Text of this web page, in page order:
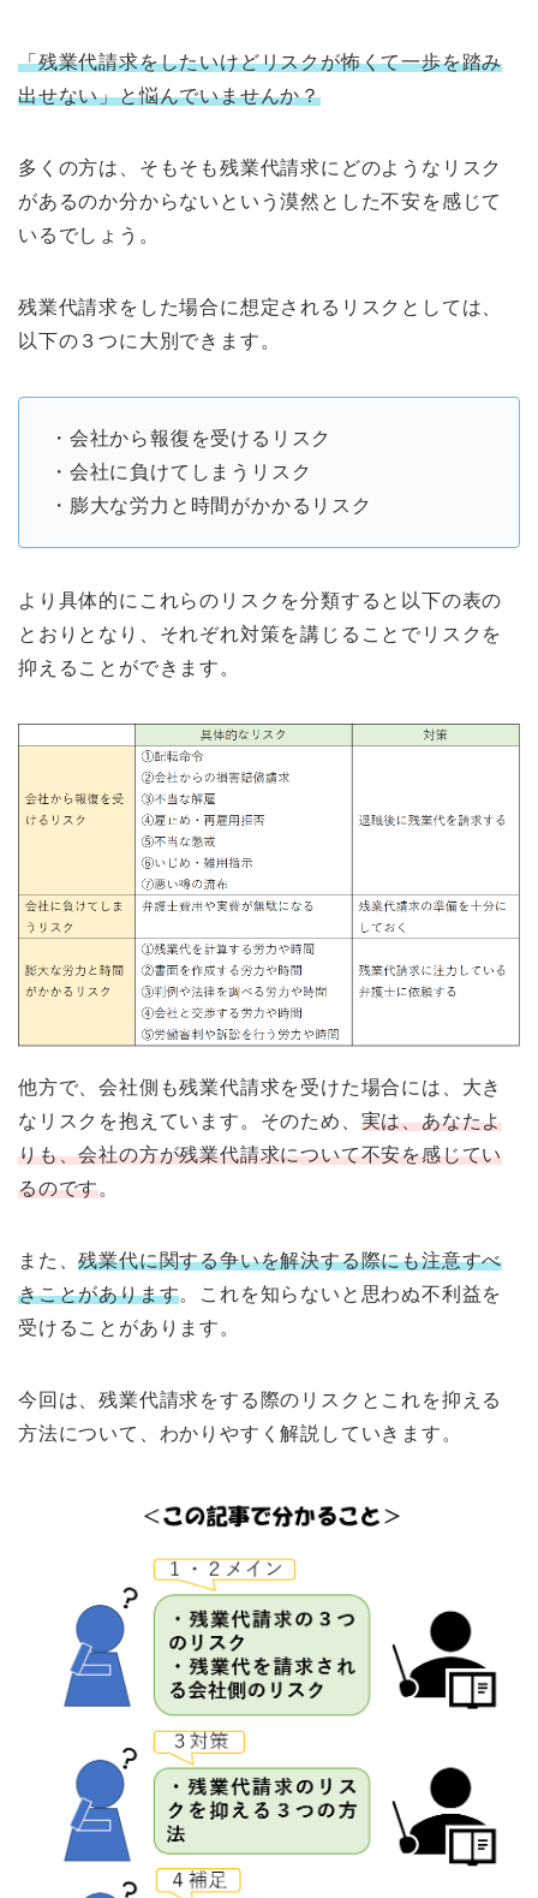
「残業代請求をしたいけどリスクが怖くて一歩を踏み
出せない」と悩んでいませんか？
多くの方は、そもそも残業代請求にどのようなリスク
があるのか分からないという漠然とした不安を感じて
いるでしょう。
残業代請求をした場合に想定されるリスクとしては、
以下の３つに大別できます。
・会社から報復を受けるリスク
・会社に負けてしまうリスク
・膨大な労力と時間がかかるリスク
より具体的にこれらのリスクを分類すると以下の表の
とおりとなり、それぞれ対策を講じることでリスクを
抑えることができます。
他方で、会社側も残業代請求を受けた場合には、大き
なリスクを抱えています。そのため、 実は、あなたよ
りも、会社の方が残業代請求について不安を感じてい
るのです。
また、残業代に関する争いを解決する際にも注意すべ
きことがあります。これを知らないと思わぬ不利益を
受けることがあります。
今回は、残業代請求をする際のリスクとこれを抑える
方法について、わかりやすく解説していきます。